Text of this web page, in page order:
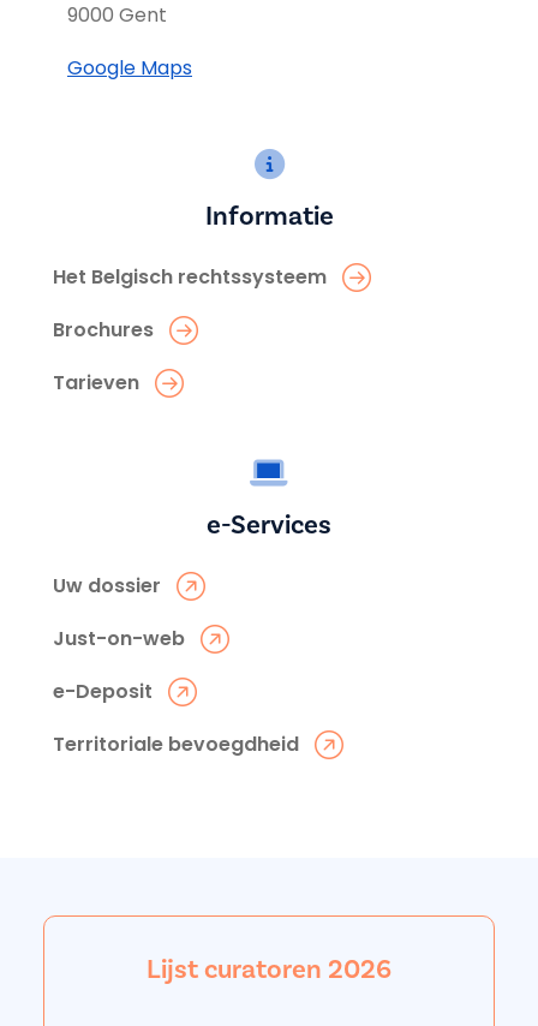
9000 Gent
Google Maps
Informatie
Het Belgisch rechtssysteem
Brochures
Tarieven
e-Services
Uw dossier
Just-on-web
e-Deposit
Territoriale bevoegdheid
Lijst curatoren 2026